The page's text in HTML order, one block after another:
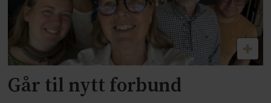
Går til nytt forbund